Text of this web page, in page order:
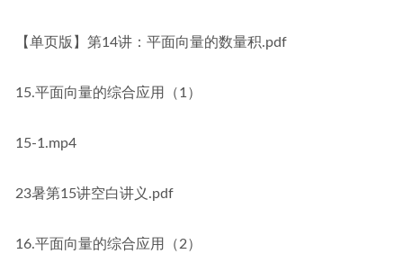
【单页版】第14讲：平面向量的数量积.pdf
15.平面向量的综合应用（1）
15-1.mp4
23暑第15讲空白讲义.pdf
16.平面向量的综合应用（2）